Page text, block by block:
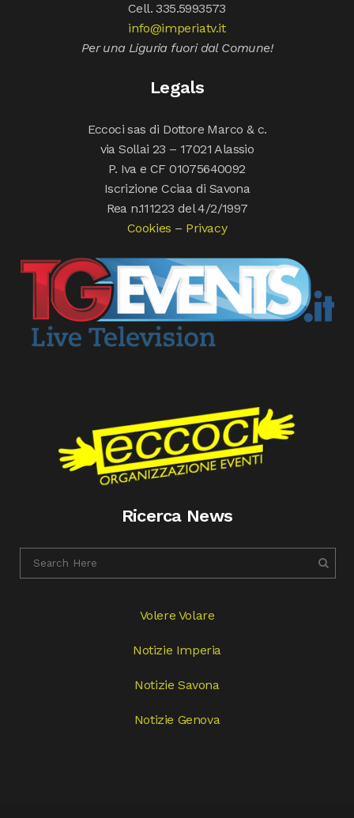
Cell. 335.5993573
info@imperiatv.it
Per una Liguria fuori dal Comune!
Legals
Eccoci sas di Dottore Marco & c.
via Sollai 23 – 17021 Alassio
P. Iva e CF 01075640092
Iscrizione Cciaa di Savona
Rea n.111223 del 4/2/1997
Cookies – Privacy
Ricerca News
Volere Volare
Notizie Imperia
Notizie Savona
Notizie Genova